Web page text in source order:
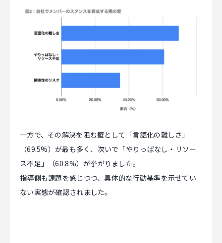
一方で、その解決を阻む壁として「言語化の難しさ」
（69.5%）が最も多く、次いで「やりっぱなし・リソー
ス不足」（60.8%）が挙がりました。
指導側も課題を感じつつ、具体的な行動基準を示せてい
ない実態が確認されました。